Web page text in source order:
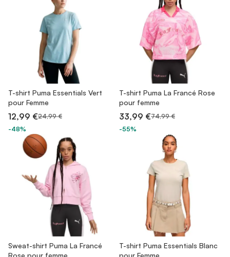
T-shirt Puma Essentials Vert
pour Femme
12,99 €24,99 €
-48%
T-shirt Puma La Francé Rose
pour femme
33,99 €74,99 €
-55%
Sweat-shirt Puma La Francé
Rose pour femme
T-shirt Puma Essentials Blanc
pour Femme